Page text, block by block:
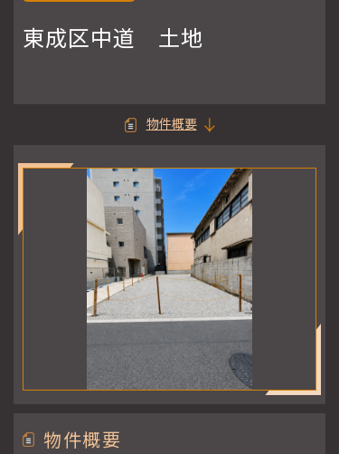
東成区中道 土地
物件概要
物件概要